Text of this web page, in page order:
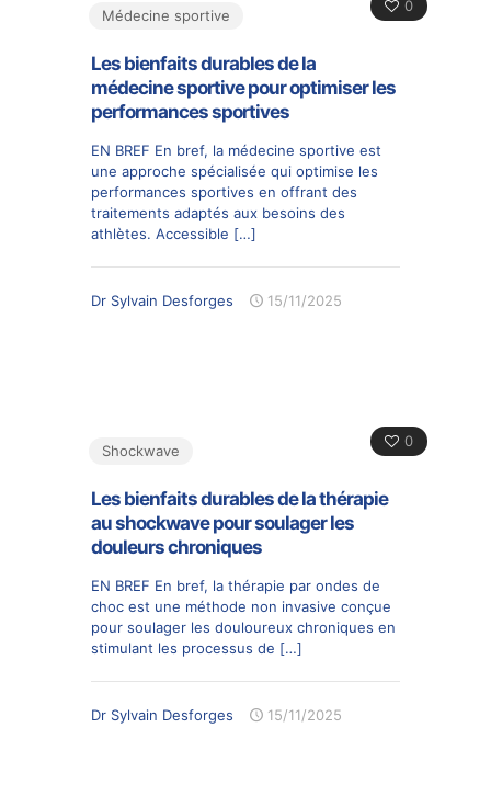
0
Médecine sportive
Les bienfaits durables de la
médecine sportive pour optimiser les
performances sportives
EN BREF En bref, la médecine sportive est
une approche spécialisée qui optimise les
performances sportives en offrant des
traitements adaptés aux besoins des
athlètes. Accessible […]
Dr Sylvain Desforges 15/11/2025
0
Shockwave
Les bienfaits durables de la thérapie
au shockwave pour soulager les
douleurs chroniques
EN BREF En bref, la thérapie par ondes de
choc est une méthode non invasive conçue
pour soulager les douloureux chroniques en
stimulant les processus de […]
Dr Sylvain Desforges 15/11/2025